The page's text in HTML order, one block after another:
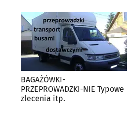
BAGAŻÓWKI-
PRZEPROWADZKI-NIE Typowe
zlecenia itp.